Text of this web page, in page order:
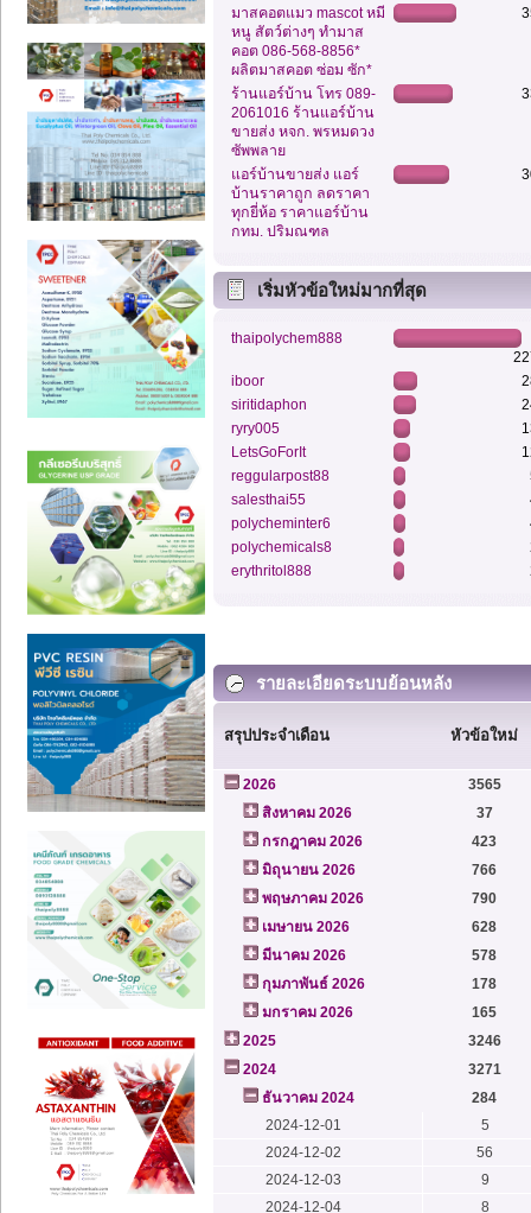
มาสคอตแมว mascot หมี
หนู สัตว์ต่างๆ ทำมาส
คอต 086-568-8856*
ผลิตมาสคอต ซ่อม ซัก*
ร้านแอร์บ้าน โทร 089-
2061016 ร้านแอร์บ้าน
ขายส่ง หจก. พรหมดวง
ซัพพลาย
แอร์บ้านขายส่ง แอร์
บ้านราคาถูก ลดราคา
ทุกยี่ห้อ ราคาแอร์บ้าน
กทม. ปริมณฑล
เริ่มหัวข้อใหม่มากที่สุด
thaipolychem888
iboor
siritidaphon
ryry005
LetsGoForIt
reggularpost88
salesthai55
polycheminter6
polychemicals8
erythritol888
รายละเอียดระบบย้อนหลัง
สรุปประจำเดือน หัวข้อใหม่
2026
3565
สิงหาคม 2026
37
กรกฎาคม 2026
423
มิถุนายน 2026
766
พฤษภาคม 2026
790
เมษายน 2026
628
มีนาคม 2026
578
กุมภาพันธ์ 2026
178
มกราคม 2026
165
2025
3246
2024
3271
ธันวาคม 2024
284
2024-12-01
5
2024-12-02
56
2024-12-03
9
2024-12-04
8